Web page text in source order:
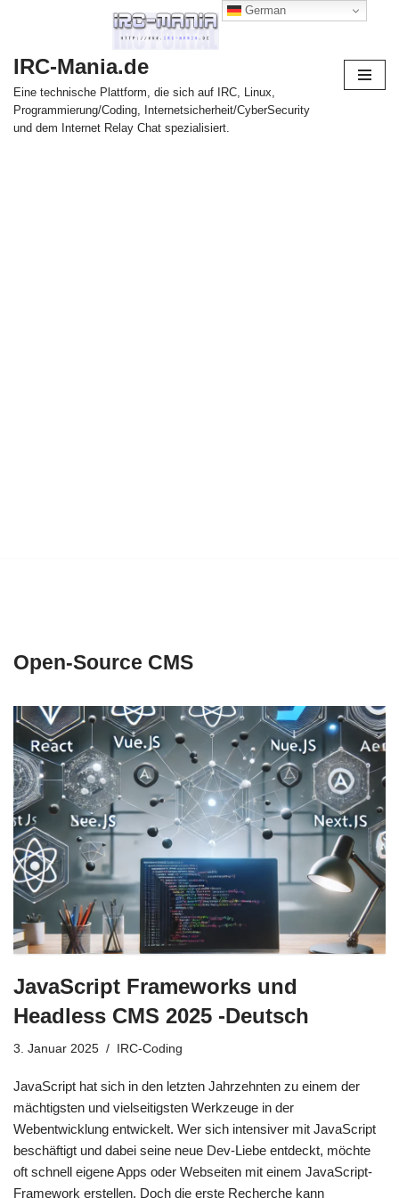
Inhalt
springen
IRC-Mania.de
Eine technische Plattform, die sich auf IRC, Linux,
Programmierung/Coding, Internetsicherheit/CyberSecurity
und dem Internet Relay Chat spezialisiert.
Open-Source CMS
JavaScript Frameworks und
Headless CMS 2025 -Deutsch
3. Januar 2025 IRC-Coding
JavaScript hat sich in den letzten Jahrzehnten zu einem der
mächtigsten und vielseitigsten Werkzeuge in der
Webentwicklung entwickelt. Wer sich intensiver mit JavaScript
beschäftigt und dabei seine neue Dev-Liebe entdeckt, möchte
oft schnell eigene Apps oder Webseiten mit einem JavaScript-
Framework erstellen. Doch die erste Recherche kann
German